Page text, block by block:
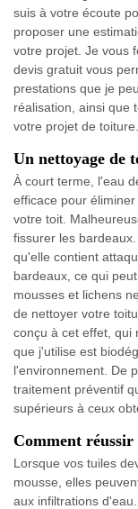
suis à votre écoute
proposer une
votre projet. Je vous
devis gratuit vous
prestations que je
réalisation, ainsi que
votre projet de toiture.
Un nettoyage de
À court terme, l'eau
efficace pour
votre toit.
fissurer les
qu'elle contient
bardeaux, ce qui
mousses et lichens
de nettoyer votre
conçu à cet effet, qui
que j'utilise est
l'environnement. De
traitement préventif
supérieurs à ceux
Comment réussir
Lorsque vos tuiles
mousse, elles
aux infiltrations